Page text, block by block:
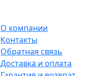
О компании
Контакты
Обратная связь
Доставка и оплата